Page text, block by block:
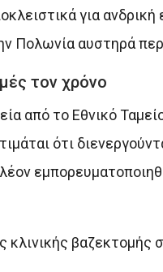
για
Πολωνία αυστηρά
τον χρόνο
από το Εθνικό
ότι
κλινικής